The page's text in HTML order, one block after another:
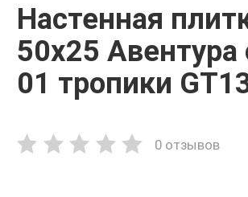
Настенная
50х25 Авентура
01 тропики
0 отзывов